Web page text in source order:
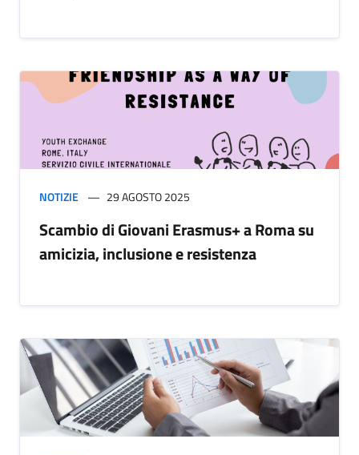
NOTIZIE 29 AGOSTO 2025
Scambio di Giovani Erasmus+ a Roma su
amicizia, inclusione e resistenza